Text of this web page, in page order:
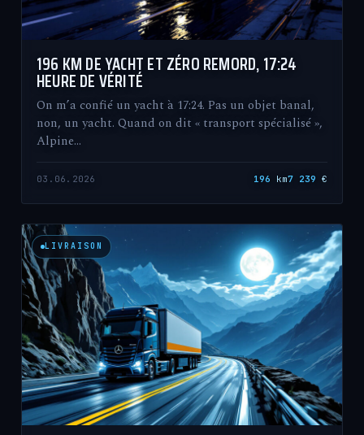
196 KM DE YACHT ET ZÉRO REMORD, 17:24
HEURE DE VÉRITÉ
On m’a confié un yacht à 17:24. Pas un objet banal,
non, un yacht. Quand on dit « transport spécialisé »,
Alpine…
03.06.2026 196 km7 239 €
LIVRAISON